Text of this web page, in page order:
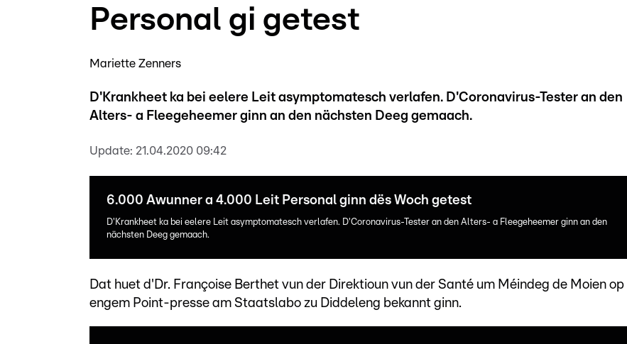
Personal gi getest
Mariette Zenners
D'Krankheet ka bei eelere Leit asymptomatesch verlafen. D'Coronavirus-Tester an den
Alters- a Fleegeheemer ginn an den nächsten Deeg gemaach.
Update: 21.04.2020 09:42
6.000 Awunner a 4.000 Leit Personal ginn dës Woch getest
D'Krankheet ka bei eelere Leit asymptomatesch verlafen. D'Coronavirus-Tester an den Alters- a Fleegeheemer ginn an den
nächsten Deeg gemaach.
Dat huet d'Dr. Françoise Berthet vun der Direktioun vun der Santé um Méindeg de Moien op
engem Point-presse am Staatslabo zu Diddeleng bekannt ginn.